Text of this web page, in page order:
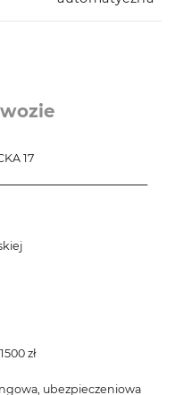
17
zł
ubezpieczeniowa